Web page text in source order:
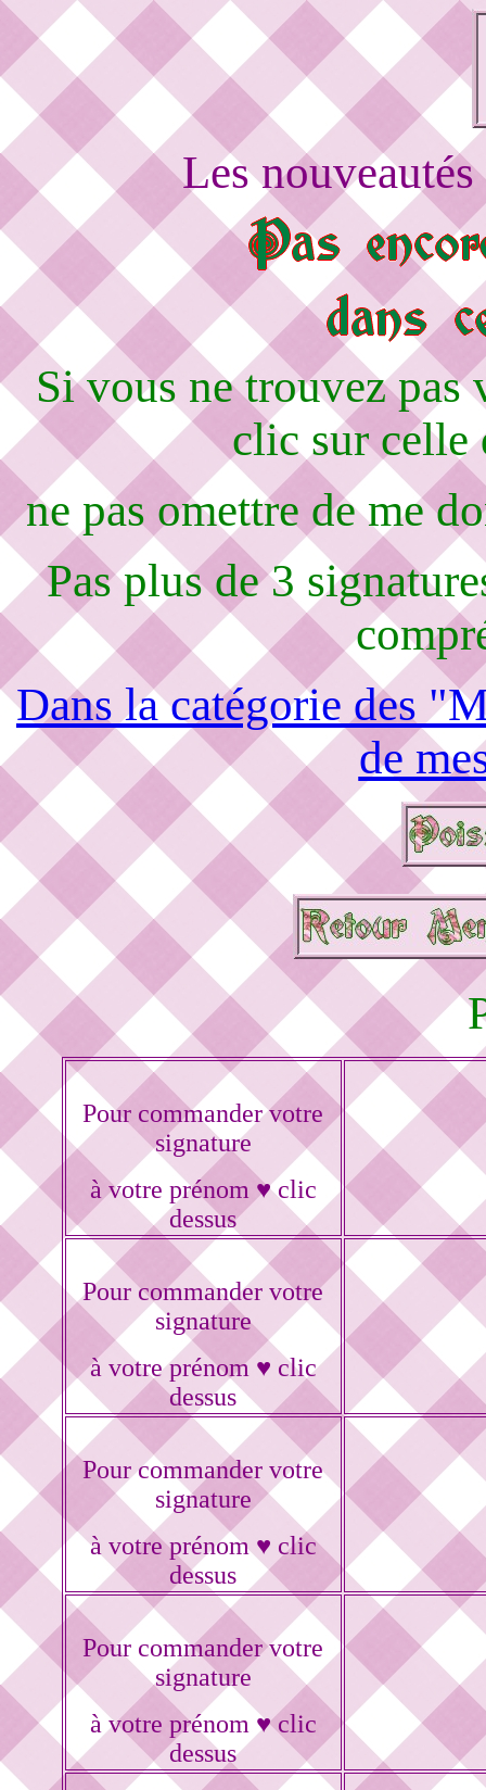
Les
Si vous ne trouvez pas
clic sur celle
ne pas omettre de me
Pas plus de 3
Dans la catégorie des
de
Pour commander votre
signature
à votre prénom ♥ clic
dessus
Pour commander votre
signature
à votre prénom ♥ clic
dessus
Pour commander votre
signature
à votre prénom ♥ clic
dessus
Pour commander votre
signature
à votre prénom ♥ clic
dessus